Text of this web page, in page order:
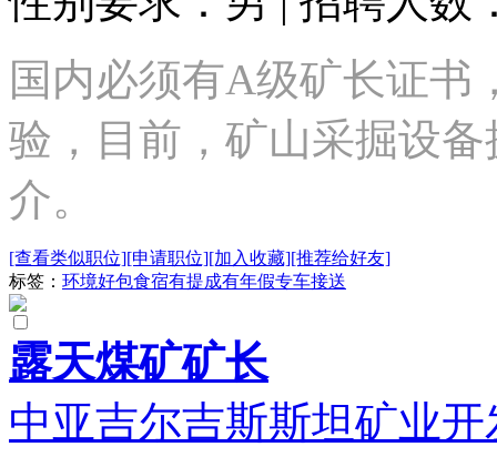
国内必须有A级矿长证书
验，目前，矿山采掘设
介。
[查看类似职位][申请职位][加入收藏][推荐给好友]
标签： 环境好包食宿有提成有年假专车接送
露天煤矿矿长
中亚吉尔吉斯斯坦矿业